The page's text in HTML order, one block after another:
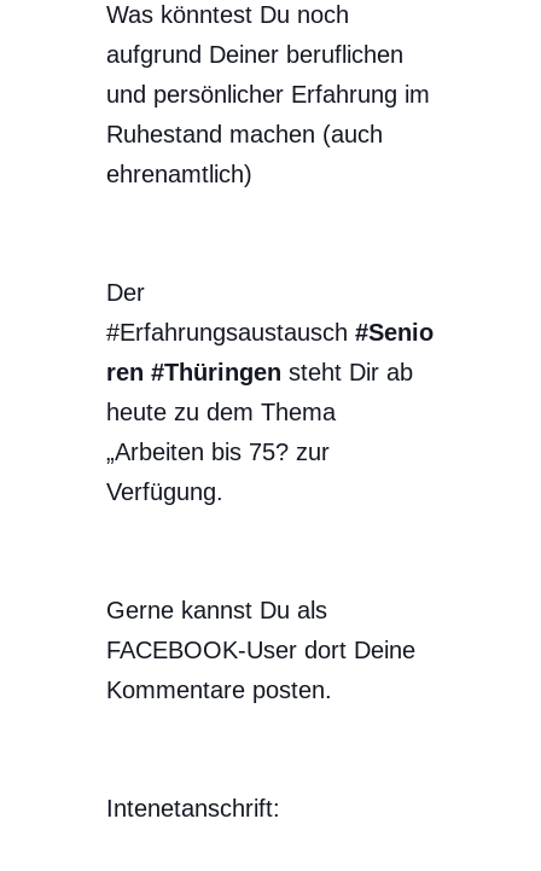
Was könntest Du noch
aufgrund Deiner beruflichen
und persönlicher Erfahrung im
Ruhestand machen (auch
ehrenamtlich)
Der
#Erfahrungsaustausch#Senio
ren #Thüringen steht Dir ab
heute zu dem Thema
„Arbeiten bis 75? zur
Verfügung.
Gerne kannst Du als
FACEBOOK-User dort Deine
Kommentare posten.
Intenetanschrift: